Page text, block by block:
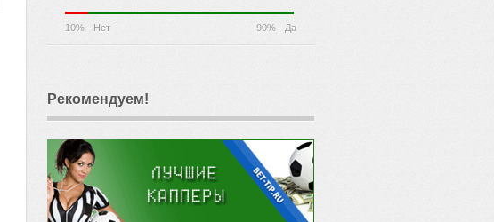
10% - Нет 90% - Да
Рекомендуем!